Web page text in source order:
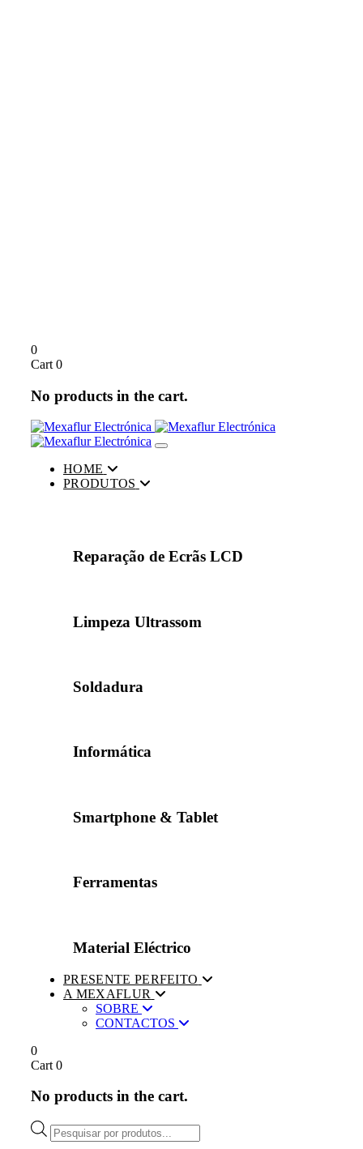
0
Cart 0
No products in the cart.
Toggle navigation
HOME
PRODUTOS
Reparação de Ecrãs LCD
Limpeza Ultrassom
Soldadura
Informática
Smartphone & Tablet
Ferramentas
Material Eléctrico
PRESENTE PERFEITO
A MEXAFLUR
SOBRE
CONTACTOS
0
Cart 0
No products in the cart.
Products
search